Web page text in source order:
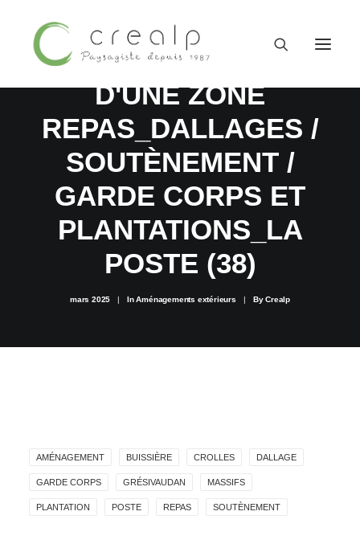
09 52 15 71 62
AMÉNAGEMENT
D'UNE ZONE
REPAS_DALLAGES /
SOUTÈNEMENT /
GARDE CORPS ET
PLANTATIONS_LA
POSTE (38)
mars 2025 | InAménagements extérieurs | ByCrealp
AMÉNAGEMENT BUISSIÈRE CROLLES DALLAGE
GARDE CORPS GRÉSIVAUDAN MASSIFS
PLANTATION POSTE REPAS SOUTÈNEMENT